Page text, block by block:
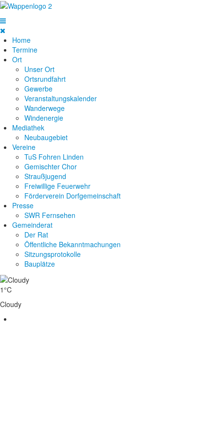
Home
Termine
Ort
Unser Ort
Ortsrundfahrt
Gewerbe
Veranstaltungskalender
Wanderwege
Windenergie
Mediathek
Neubaugebiet
Vereine
TuS Fohren Linden
Gemischter Chor
Straußjugend
Freiwillige Feuerwehr
Förderverein Dorfgemeinschaft
Presse
SWR Fernsehen
Gemeinderat
Der Rat
Öffentliche Bekanntmachungen
Sitzungsprotokolle
Bauplätze
1°C
Cloudy